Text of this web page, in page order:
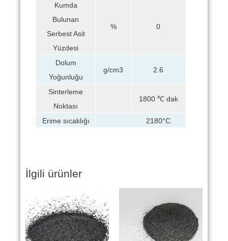
Kumda
Bulunan
Serbest Asit
Yüzdesi
% 0
Dolum
Yoğunluğu
g/cm3 2.6
Sinterleme
Noktası
1800 ℃ dak
Erime sıcaklığı 2180°C
İlgili ürünler